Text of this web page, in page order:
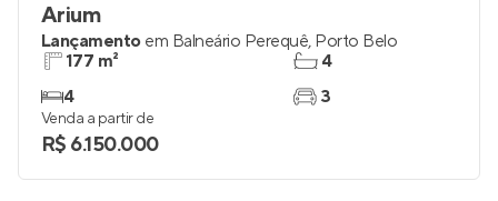
Arium
Lançamento em Balneário Perequê, Porto Belo
177 m²
4
4
3
Venda a partir de
R$ 6.150.000